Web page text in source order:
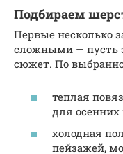
Подбираем
Первые несколько
сложными — пусть
сюжет. По
теплая
для осенних
холодная
пейзажей,